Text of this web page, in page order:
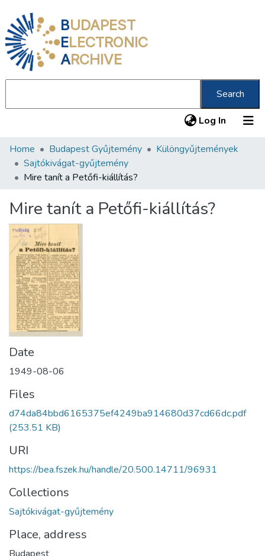
BUDAPEST
ELECTRONIC
ARCHIVE
Search
Log In (current)
Communities & Collections
All of DSpace
About us
Home Budapest Gyűjtemény
Különgyűjtemények
Sajtókivágat-gyűjtemény
Mire tanít a Petőfi-kiállítás?
Mire tanít a Petőfi-kiállítás?
Date
1949-08-06
Files
d74da84bbd6165375ef4249ba914680d37cd66dc.pdf
(253.51 KB)
URI
https://bea.fszek.hu/handle/20.500.14711/96931
Collections
Sajtókivágat-gyűjtemény
Place, address